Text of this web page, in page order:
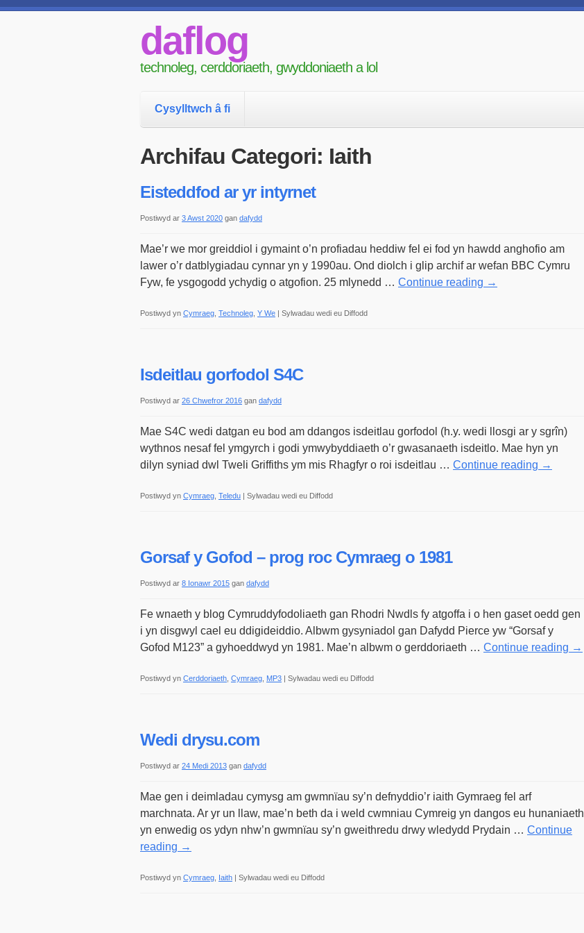
daflog
technoleg, cerddoriaeth, gwyddoniaeth a lol
Cysylltwch â fi
Archifau Categori: Iaith
Eisteddfod ar yr intyrnet
Postiwyd ar 3 Awst 2020 gan dafydd
Mae’r we mor greiddiol i gymaint o’n profiadau heddiw fel ei fod yn hawdd anghofio am
lawer o’r datblygiadau cynnar yn y 1990au. Ond diolch i glip archif ar wefan BBC Cymru
Fyw, fe ysgogodd ychydig o atgofion. 25 mlynedd … Continue reading →
Postiwyd yn Cymraeg Technoleg Y We | Sylwadau wedi eu Diffoddar
Isdeitlau gorfodol S4C
Postiwyd ar 26 Chwefror 2016 gan dafydd
Mae S4C wedi datgan eu bod am ddangos isdeitlau gorfodol (h.y. wedi llosgi ar y sgrîn)
wythnos nesaf fel ymgyrch i godi ymwybyddiaeth o’r gwasanaeth isdeitlo. Mae hyn yn
dilyn syniad dwl Tweli Griffiths ym mis Rhagfyr o roi isdeitlau … Continue reading →
Postiwyd yn Cymraeg Teledu | Sylwadau wedi eu Diffoddar
Gorsaf y Gofod – prog roc Cymraeg o 1981
Postiwyd ar 8 Ionawr 2015 gan dafydd
Fe wnaeth y blog Cymruddyfodoliaeth gan Rhodri Nwdls fy atgoffa i o hen gaset oedd gen
i yn disgwyl cael eu ddigideiddio. Albwm gysyniadol gan Dafydd Pierce yw “Gorsaf y
Gofod M123” a gyhoeddwyd yn 1981. Mae’n albwm o gerddoriaeth … Continue reading →
Postiwyd yn Cerddoriaeth Cymraeg MP3 | Sylwadau wedi eu Diffoddar
Cymraeg
o
1981
Wedi drysu.com
Postiwyd ar 24 Medi 2013 gan dafydd
Mae gen i deimladau cymysg am gwmnïau sy’n defnyddio’r iaith Gymraeg fel arf
marchnata. Ar yr un llaw, mae’n beth da i weld cwmniau Cymreig yn dangos eu hunaniaeth
yn enwedig os ydyn nhw’n gwmnïau sy’n gweithredu drwy wledydd Prydain … Continue
reading →
Postiwyd yn Cymraeg Iaith | Sylwadau wedi eu Diffoddar